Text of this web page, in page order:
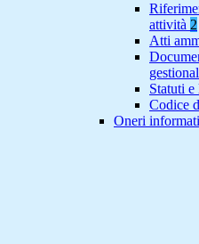
attività 2
Atti
Statuti
Codice
Oneri